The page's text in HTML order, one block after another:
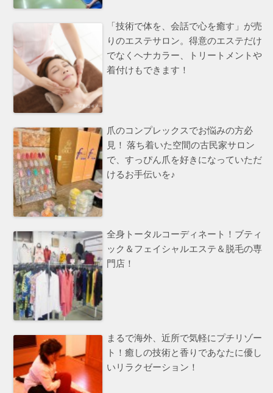
「技術で体を、会話で心を癒す」が売
りのエステサロン。得意のエステだけ
でなくヘナカラー、トリートメントや
着付けもできます！
爪のコンプレックスでお悩みの方必
見！ 落ち着いた空間の古民家サロン
で、すっぴん爪を好きになっていただ
けるお手伝いを♪
全身トータルコーディネート！ブティ
ック＆フェイシャルエステ＆脱毛の専
門店！
まるで海外、近所で気軽にプチリゾー
ト！癒しの技術と香りであなたに優し
いリラクゼーション！